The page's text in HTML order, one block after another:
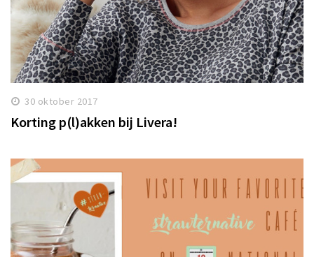
30 oktober 2017
Korting p(l)akken bij Livera!